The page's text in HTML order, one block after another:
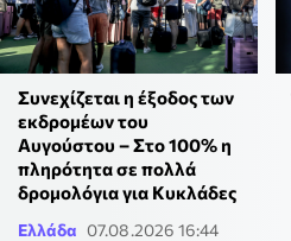
Συνεχίζεται η έξοδος των
εκδρομέων του
Αυγούστου – Στο 100% η
πληρότητα σε πολλά
δρομολόγια για Κυκλάδες
Ελλάδα 07.08.2026 16:44